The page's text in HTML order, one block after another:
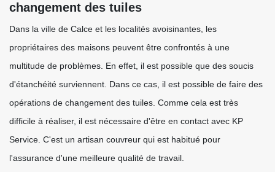
changement des tuiles
Dans la ville de Calce et les localités avoisinantes, les
propriétaires des maisons peuvent être confrontés à une
multitude de problèmes. En effet, il est possible que des soucis
d'étanchéité surviennent. Dans ce cas, il est possible de faire des
opérations de changement des tuiles. Comme cela est très
difficile à réaliser, il est nécessaire d'être en contact avec KP
Service. C'est un artisan couvreur qui est habitué pour
l'assurance d'une meilleure qualité de travail.